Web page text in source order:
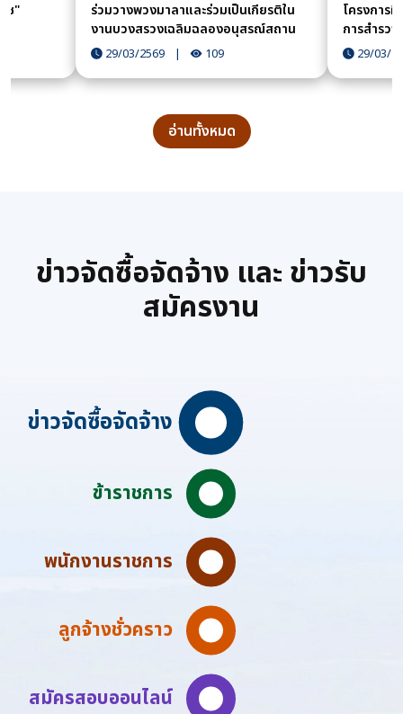
ช"
ร่วมวางพวงมาลาและร่วมเป็นเกียรติใน
งานบวงสรวงเฉลิมฉลองอนุสรณ์สถาน
เมืองราดพ่อขุนผาเมืองและงานประเพณี
พฤศจิกายน 2567 เวลา 07.00 น.
29/03/2569 | 109
โครงการ
การสำรว
สร้างทาง
29/03/
อ่านทั้งหมด
ข่าวจัดซื้อจัดจ้าง และ ข่าวรับ
สมัครงาน
ข่าวจัดซื้อจัดจ้าง
ข้าราชการ
พนักงานราชการ
ลูกจ้างชั่วคราว
สมัครสอบออนไลน์